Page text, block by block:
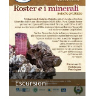
Escursioni